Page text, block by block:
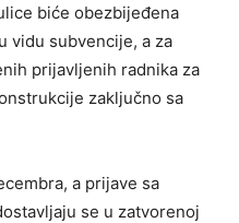
biće obezbijeđena
vidu subvencije, a za
prijavljenih radnika za
zaključno sa
a prijave sa
se u zatvorenoj